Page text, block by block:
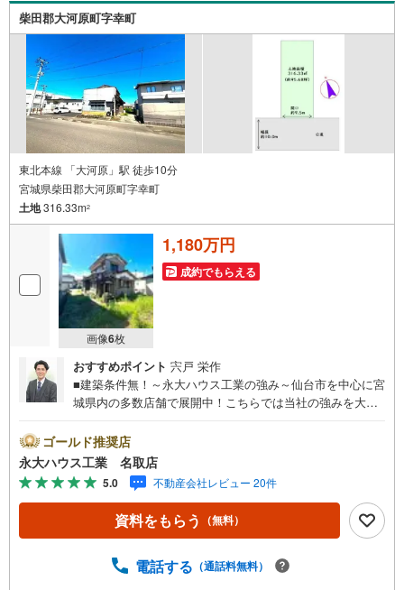
柴田郡大河原町字幸町
東北本線 「大河原」駅 徒歩10分
宮城県柴田郡大河原町字幸町
土地316.33m2
画像6枚
1,180万円
成約でもらえる
おすすめポイント 宍戸 栄作
■建築条件無！～永大ハウス工業の強み～仙台市を中心に宮
城県内の多数店舗で展開中！こちらでは当社の強みを大き
ション・土地…と種別を問わず不動産を取り扱っておりま
す。さらに教育施設や商業施設、子育て環境や行政などの
地域情報を総合し、お客様により良い物件選びをしていた
だけるよう、しっかりとサポートさせていただきます。2.
＜経験豊富なスタッフ＞当社では【購入】【売却】【引っ
越し】【リフォーム】など住宅に関する様々なご相談はも
ても、誠心誠意ご説明させていただきます。各店舗ではキ
ゴールド推奨店
永大ハウス工業 名取店
5.0 不動産会社レビュー 20件
資料をもらう （無料）
電話する （通話料無料）